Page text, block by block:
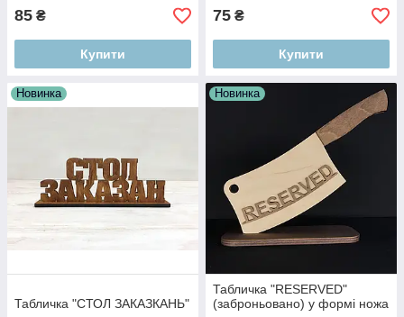
85 ₴
Купити
75 ₴
Купити
Новинка
Табличка "СТОЛ ЗАКАЗКАНЬ"
Новинка
Табличка "RESERVED"
(заброньовано) у формі ножа